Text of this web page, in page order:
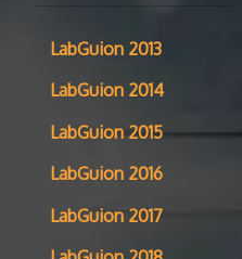
LabGuion 2013
LabGuion 2014
LabGuion 2015
LabGuion 2016
LabGuion 2017